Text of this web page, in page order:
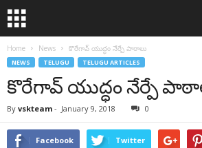
Home News కొరేగావ్ యుద్ధం నేర్పే పాఠాలు
NEWS TELUGU TELUGU ARTICLES
కొరేగావ్ యుద్ధం నేర్పే
By vskteam - January 9, 2018 0
Facebook Twitter